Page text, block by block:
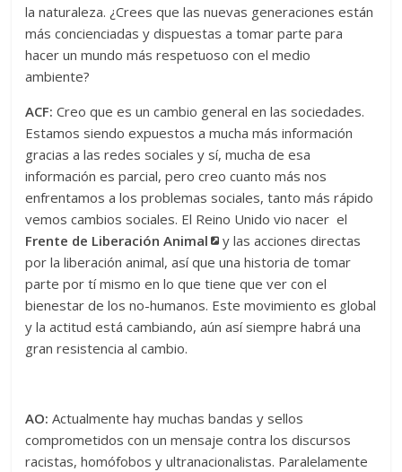
la naturaleza. ¿Crees que las nuevas generaciones están
más concienciadas y dispuestas a tomar parte para
hacer un mundo más respetuoso con el medio
ambiente?
ACF:Creo que es un cambio general en las sociedades.
Estamos siendo expuestos a mucha más información
gracias a las redes sociales y sí, mucha de esa
información es parcial, pero creo cuanto más nos
enfrentamos a los problemas sociales, tanto más rápido
vemos cambios sociales. El Reino Unido vio nacer el
Frente de Liberación Animal
y las acciones directas
por la liberación animal, así que una historia de tomar
parte por tí mismo en lo que tiene que ver con el
bienestar de los no-humanos. Este movimiento es global
y la actitud está cambiando, aún así siempre habrá una
gran resistencia al cambio.
AO:Actualmente hay muchas bandas y sellos
comprometidos con un mensaje contra los discursos
racistas, homófobos y ultranacionalistas. Paralelamente